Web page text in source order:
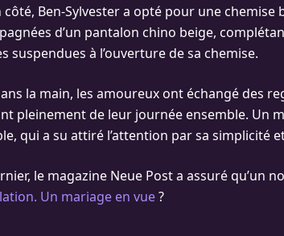
côté, Ben-Sylvester a opté pour une chemise
d’un pantalon chino beige,
suspendues à l’ouverture de sa chemise.
la main, les amoureux ont échangé des
pleinement de leur journée ensemble. Un
qui a su attiré l’attention par sa simplicité
le magazine Neue Post a assuré qu’un
Un mariage en vue?